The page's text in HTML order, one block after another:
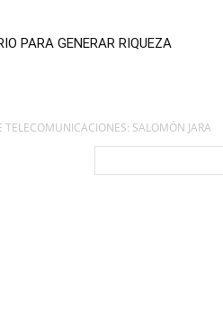
PARA GENERAR RIQUEZA
SALOMÓN JARA